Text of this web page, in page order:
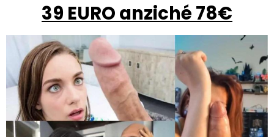
39 EURO anziché 78€